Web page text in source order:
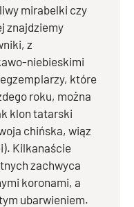
mirabelki czy
znajdziemy
z
niebieskimi
które
roku, można
klon tatarski
chińska, wiąz
Kilkanaście
zachwyca
koronami, a
ubarwieniem.